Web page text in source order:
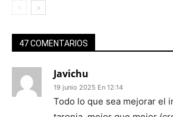
47 COMENTARIOS
Javichu
19 junio 2025 En 12:14
Todo lo que sea mejorar el